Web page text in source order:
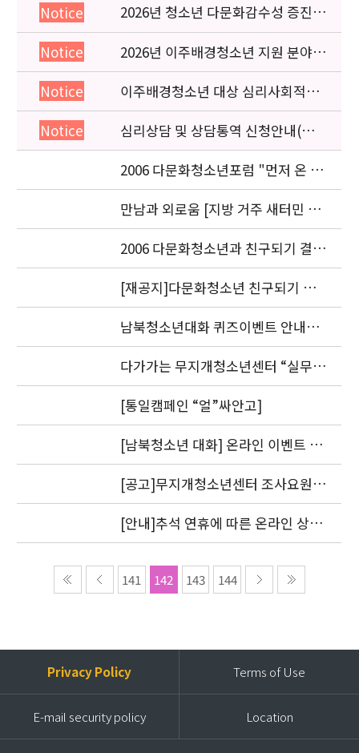
Notice
2026년 청소년 다문화감수성 증진
프로그램 「다가감」신청기관 안내
Notice
2026년 이주배경청소년 지원 분야
종사자 역량강화 교육 일정 안내
Notice
이주배경청소년 대상 심리사회적응
검사 연수동영상 개편 안내
Notice
심리상담 및 상담통역 신청안내(의뢰
서첨부)
2006 다문화청소년포럼 "먼저 온 미
래" 개최 안내
만남과 외로움 [지방 거주 새터민 청
소년의 적응과 과제] 세미나.
2006 다문화청소년과 친구되기 결과
발표 안내
[재공지]다문화청소년 친구되기 공
모전 결과발표 연기 안내
남북청소년대화 퀴즈이벤트 안내입
니다.
다가가는 무지개청소년센터 “실무자
워크숍” 안내 및 신청
[통일캠페인 “얼”싸안고]
[남북청소년 대화] 온라인 이벤트 1
차 도토리를 지급했습니다.
[공고]무지개청소년센터 조사요원
모집
[안내]추석 연휴에 따른 온라인 상담
답변 처리 방침
141 142 143 144
Privacy Policy Terms of Use
E-mail security policy Location